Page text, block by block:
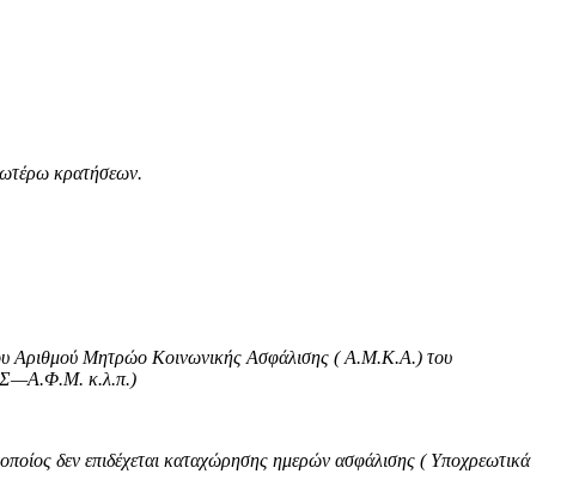
κρατήσεων.
Αριθμού Μητρώο Κοινωνικής Ασφάλισης ( Α.Μ.Κ.Α.) του
κ.λ.π.)
δεν επιδέχεται καταχώρησης ημερών ασφάλισης ( Υποχρεωτικά